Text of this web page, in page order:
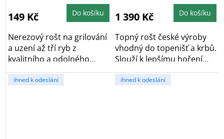
5,0
z
5
149 Kč Do košíku
Nerezový rošt na grilování
a uzení až tří ryb z
kvalitního a odolného
materiálu....
5,0
z
5
1 390 Kč Do košíku
Topný rošt české výroby
vhodný do topenišť a krbů.
Slouží k lepšímu hoření
dřeva díky...
ihned k odeslání ihned k odeslání